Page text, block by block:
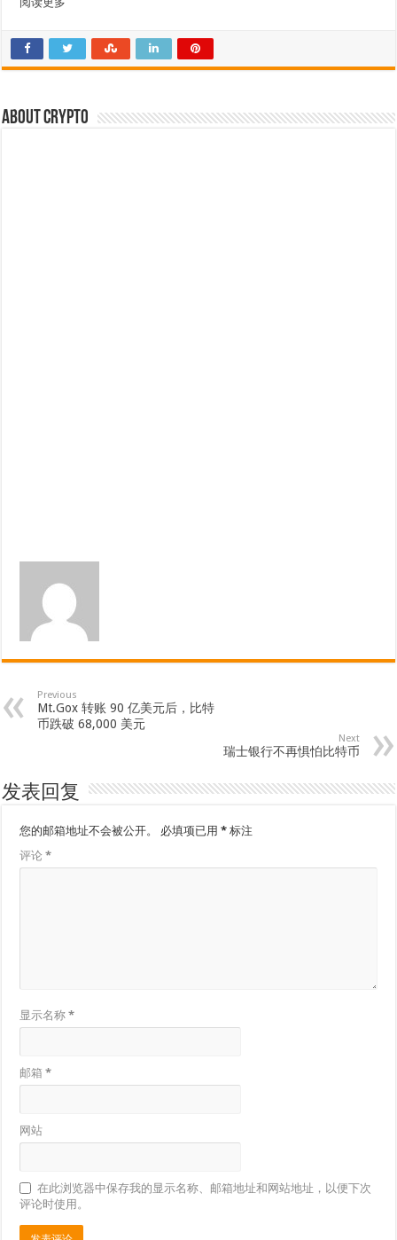
About crypto
Previous
Mt.Gox 转账 90 亿美元后，比特
币跌破 68,000 美元
Next
瑞士银行不再惧怕比特币
发表回复
您的邮箱地址不会被公开。 必填项已用* 标注
评论*
显示名称*
邮箱*
网站
在此浏览器中保存我的显示名称、邮箱地址和网站地址，以便下次
评论时使用。